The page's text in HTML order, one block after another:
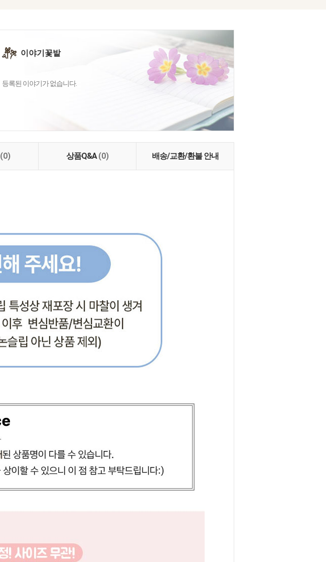
이야기꽃밭
등록된 이야기가 없습니다.
(0) 상품Q&A(0) 배송/교환/환불 안내